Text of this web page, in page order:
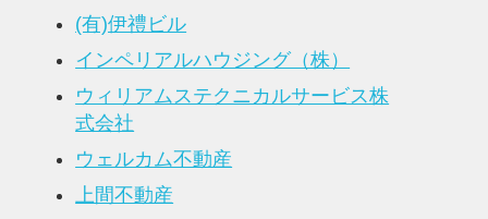
(有)伊禮ビル
インペリアルハウジング（株）
ウィリアムステクニカルサービス株
式会社
ウェルカム不動産
上間不動産